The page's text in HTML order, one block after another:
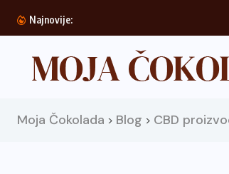
Najnovije:
Moja Čokolada > Blog > CBD